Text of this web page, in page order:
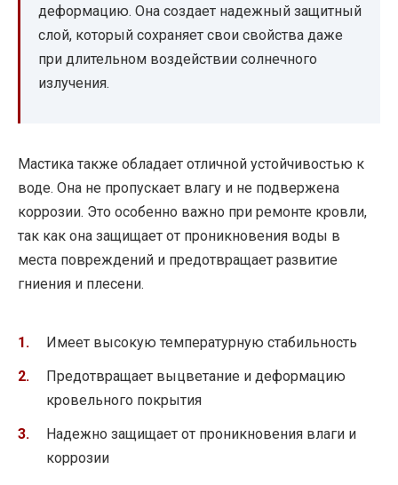
деформацию. Она создает надежный защитный
слой, который сохраняет свои свойства даже
при длительном воздействии солнечного
излучения.
Мастика также обладает отличной устойчивостью к
воде. Она не пропускает влагу и не подвержена
коррозии. Это особенно важно при ремонте кровли,
так как она защищает от проникновения воды в
места повреждений и предотвращает развитие
гниения и плесени.
Имеет высокую температурную стабильность
Предотвращает выцветание и деформацию
кровельного покрытия
Надежно защищает от проникновения влаги и
коррозии